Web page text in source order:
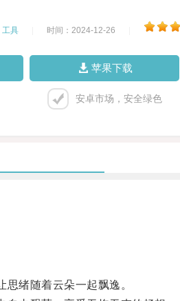
工具 时间：2024-12-26
苹果下载
安卓市场，安全绿色
绪随着云朵一起飘逸。